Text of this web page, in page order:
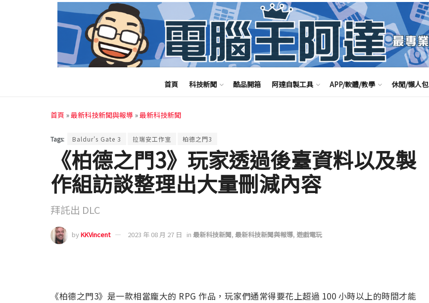
首頁 科技新聞 酷品開箱 阿達自製工具 APP/軟體/教學 休閒/懶人包
首頁 »最新科技新聞與報導 »最新科技新聞
Tags: Baldur's Gate 3 拉瑞安工作室 柏德之門3
《柏德之門3》玩家透過後臺資料以及製
作組訪談整理出大量刪減內容
拜託出 DLC
byKKVincent 2023 年 08 月 27 日 in 最新科技新聞, 最新科技新聞與報導, 遊戲電玩
《柏德之門3》是一款相當龐大的 RPG 作品，玩家們通常得要花上超過 100 小時以上的時間才能